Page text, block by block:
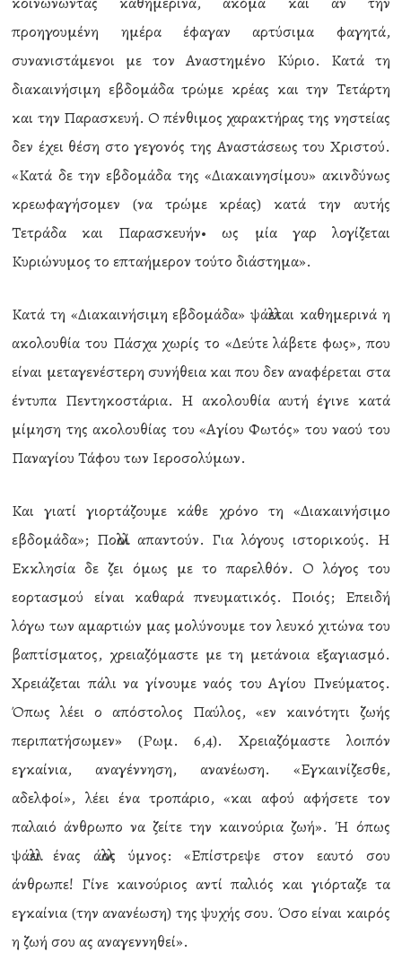
προηγουμένη ημέρα έφαγαν αρτύσιμα φαγητά,
συνανιστάμενοι με τον Αναστημένο Κύριο. Κατά τη
διακαινήσιμη εβδομάδα τρώμε κρέας και την Τετάρτη
και την Παρασκευή. Ο πένθιμος χαρακτήρας της νηστείας
δεν έχει θέση στο γεγονός της Αναστάσεως του Χριστού.
«Κατά δε την εβδομάδα της «Διακαινησίμου» ακινδύνως
κρεωφαγήσομεν (να τρώμε κρέας) κατά την αυτής
Τετράδα και Παρασκευήν• ως μία γαρ λογίζεται
Κυριώνυμος το επταήμερον τούτο διάστημα».
Κατά τη «Διακαινήσιμη εβδομάδα» ψάλλεται καθημερινά η
ακολουθία του Πάσχα χωρίς το «Δεύτε λάβετε φως», που
είναι μεταγενέστερη συνήθεια και που δεν αναφέρεται στα
έντυπα Πεντηκοστάρια. Η ακολουθία αυτή έγινε κατά
μίμηση της ακολουθίας του «Αγίου Φωτός» του ναού του
Παναγίου Τάφου των Ιεροσολύμων.
Και γιατί γιορτάζουμε κάθε χρόνο τη «Διακαινήσιμο
εβδομάδα»; Πολλοί απαντούν. Για λόγους ιστορικούς. Η
Εκκλησία δε ζει όμως με το παρελθόν. Ο λόγος του
εορτασμού είναι καθαρά πνευματικός. Ποιός; Επειδή
λόγω των αμαρτιών μας μολύνουμε τον λευκό χιτώνα του
βαπτίσματος, χρειαζόμαστε με τη μετάνοια εξαγιασμό.
Χρειάζεται πάλι να γίνουμε ναός του Αγίου Πνεύματος.
Όπως λέει ο απόστολος Παύλος, «εν καινότητι ζωής
περιπατήσωμεν» (Ρωμ. 6,4). Χρειαζόμαστε λοιπόν
εγκαίνια, αναγέννηση, ανανέωση. «Εγκαινίζεσθε,
αδελφοί», λέει ένα τροπάριο, «και αφού αφήσετε τον
παλαιό άνθρωπο να ζείτε την καινούρια ζωή». Ή όπως
ψάλλει ένας άλλος ύμνος: «Επίστρεψε στον εαυτό σου
άνθρωπε! Γίνε καινούριος αντί παλιός και γιόρταζε τα
εγκαίνια (την ανανέωση) της ψυχής σου. Όσο είναι καιρός
η ζωή σου ας αναγεννηθεί».